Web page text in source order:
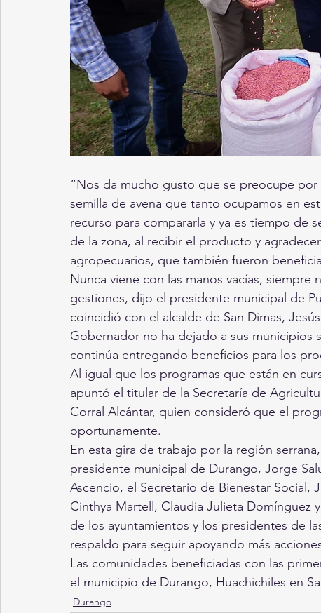
“Nos da mucho gusto que se preocupe
semilla de avena que tanto ocupamos en
recurso para compararla y ya es tiempo de
de la zona, al recibir el producto y
agropecuarios, que también fueron
Nunca viene con las manos vacías, siempre
gestiones, dijo el presidente municipal de
coincidió con el alcalde de San Dimas,
Gobernador no ha dejado a sus municipios
continúa entregando beneficios para los
Al igual que los programas que están en
apuntó el titular de la Secretaría de
Corral Alcántar, quien consideró que el
oportunamente.
En esta gira de trabajo por la región
presidente municipal de Durango, Jorge
Ascencio, el Secretario de Bienestar Social,
Cinthya Martell, Claudia Julieta Domínguez
de los ayuntamientos y los presidentes de
respaldo para seguir apoyando más
Las comunidades beneficiadas con las
el municipio de Durango, Huachichiles en
Durango